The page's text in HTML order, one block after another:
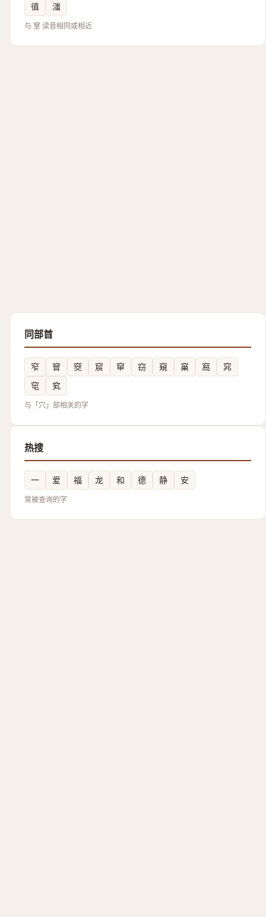
徝
滍
与 窒 读音相同或相近
同部首
窄 䆵 窔 䆣 䆘 窃 窺 窼 窩
窕
窀
䆒
与「穴」部相关的字
热搜
一 爱 福 龙 和 德 静 安
常被查询的字